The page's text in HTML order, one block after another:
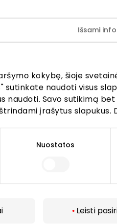
Išsami
kokybę, šioje
sutinkate naudoti visus
naudoti. Savo sutikimą
įrašytus
Nuostatos
Leisti
prie
apie geriausius
naujienlaiškyje arba